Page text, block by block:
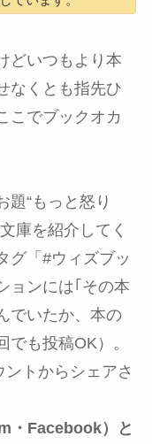
どいつもより本
なくとも指先ひ
こでブックオカ
題“もっと怒り
庫を紹介してく
グ「#ウィズブッ
ョンには｢その本
でいたか、本の
も投稿OK）。
トからシェアさ
・Facebook）と